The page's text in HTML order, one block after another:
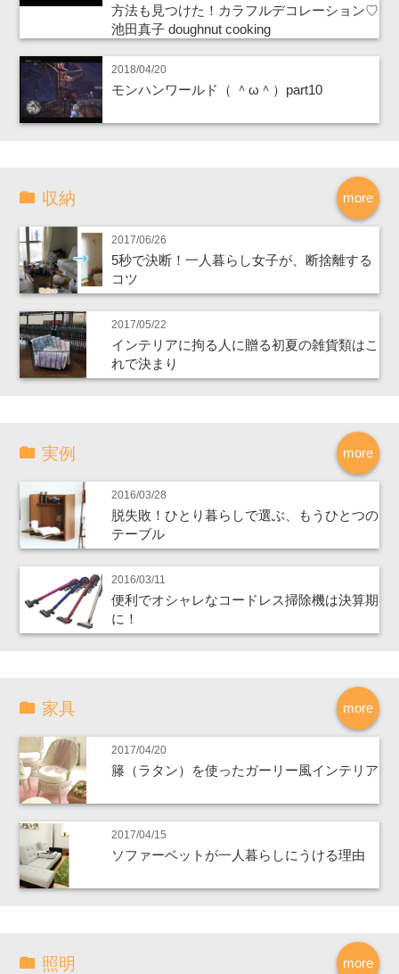
方法も見つけた！カラフルデコレーション♡
池田真子 doughnut cooking
2018/04/20
モンハンワールド（ ＾ω＾）part10
more
収納
2017/06/26
5秒で決断！一人暮らし女子が、断捨離する
コツ
2017/05/22
インテリアに拘る人に贈る初夏の雑貨類はこ
れで決まり
more
実例
2016/03/28
脱失敗！ひとり暮らしで選ぶ、もうひとつの
テーブル
2016/03/11
便利でオシャレなコードレス掃除機は決算期
に！
more
家具
2017/04/20
籐（ラタン）を使ったガーリー風インテリア
2017/04/15
ソファーベットが一人暮らしにうける理由
more
照明